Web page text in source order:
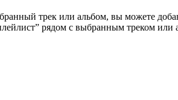
трек или альбом, вы можете
рядом с выбранным треком или